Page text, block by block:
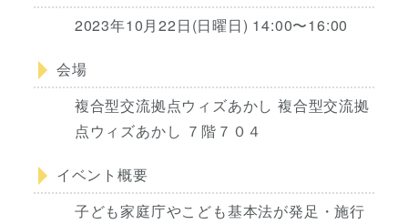
2023年10月22日(日曜日) 14:00〜16:00
会場
複合型交流拠点ウィズあかし 複合型交流拠
点ウィズあかし ７階７０４
イベント概要
子ども家庭庁やこども基本法が発足・施行